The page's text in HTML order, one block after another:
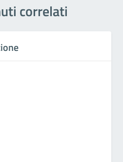
correlati